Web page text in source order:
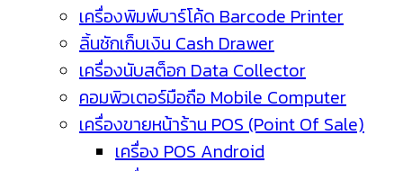
เครื่องพิมพ์บาร์โค้ด Barcode Printer
ลิ้นชักเก็บเงิน Cash Drawer
เครื่องนับสต็อก Data Collector
คอมพิวเตอร์มือถือ Mobile Computer
เครื่องขายหน้าร้าน POS (Point Of Sale)
เครื่อง POS Android